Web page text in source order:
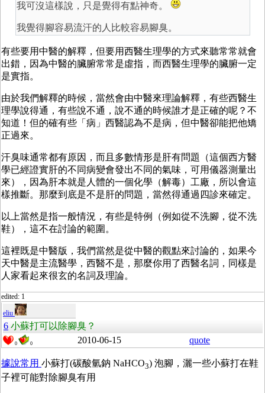
我可沒這樣說，只是覺得有點神奇。
我覺得腳容易流汗的人比較容易腳臭。
有些要用中醫的解釋，但要用西醫生理學的方式來聽常常就會
出錯，因為中醫的臟腑常常是虛指，而西醫生理學的臟腑一定
是實指。
由於我們解釋的時候，當然會由中醫來理論解釋，有些西醫生
理學說得通，有些說不通，說不通的時候誰才是正確的呢？不
知道！但的確有些「病」西醫認為不是病，但中醫卻能把他矯
正過來。
汗臭味通常都有原因，而且多數情形是肝有問題（這個西方醫
學已經證實肝的不同病變會發出不同的氣味，可用儀器測量出
來），因為肝本就是人體的一個化學（解毒）工廠，所以會這
樣推斷。那麼到底是不是肝的問題，當然得通過四診來確定。
以上當然是指一般情況，有些是特例（例如從不洗腳，從不洗
鞋），這不在討論的範圍。
這裡既是中醫版，我們當然是從中醫的觀點來討論的，如果今
天中醫是主流醫學，西醫不是，那麼你用了西醫名詞，同樣是
人家看起來很玄的名詞及理論。
edited: 1
eliu
6 小蘇打可以除腳臭？
0 0 2010-06-15 quote
據說常用 小蘇打(碳酸氫鈉 NaHCO3) 泡腳，灑一些小蘇打在鞋
子裡可能對除腳臭有用